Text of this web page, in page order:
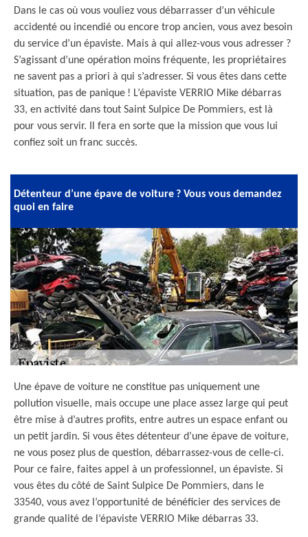
Dans le cas où vous vouliez vous débarrasser d’un véhicule
accidenté ou incendié ou encore trop ancien, vous avez besoin
du service d’un épaviste. Mais à qui allez-vous vous adresser ?
S’agissant d’une opération moins fréquente, les propriétaires
ne savent pas a priori à qui s’adresser. Si vous êtes dans cette
situation, pas de panique ! L’épaviste VERRIO Mike débarras
33, en activité dans tout Saint Sulpice De Pommiers, est là
pour vous servir. Il fera en sorte que la mission que vous lui
confiez soit un franc succès.
Détenteur d’une épave de voiture ? Vous vous demandez
quoi en faire
Une épave de voiture ne constitue pas uniquement une
pollution visuelle, mais occupe une place assez large qui peut
être mise à d’autres profits, entre autres un espace enfant ou
un petit jardin. Si vous êtes détenteur d’une épave de voiture,
ne vous posez plus de question, débarrassez-vous de celle-ci.
Pour ce faire, faites appel à un professionnel, un épaviste. Si
vous êtes du côté de Saint Sulpice De Pommiers, dans le
33540, vous avez l’opportunité de bénéficier des services de
grande qualité de l’épaviste VERRIO Mike débarras 33.